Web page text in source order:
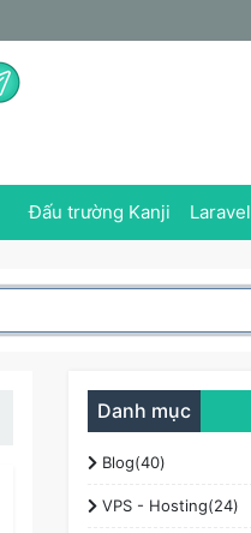
Đấu trường Kanji Laravel
Danh mục
Blog(40)
VPS - Hosting(24)